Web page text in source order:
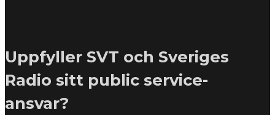
Uppfyller SVT och Sveriges
Radio sitt public service-
ansvar?